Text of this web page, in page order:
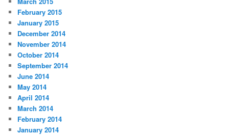
February 2015
January 2015
December 2014
November 2014
October 2014
September 2014
June 2014
May 2014
April 2014
March 2014
February 2014
January 2014